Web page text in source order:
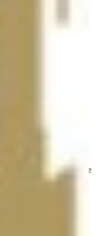
verloren, letzte Saison
Deshalb ist die
Finale sind damit
Schritt setzen
der Serie.
MEISTERLIGA ist am
ORF SPORT+ überträgt die